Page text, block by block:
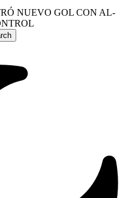
NUEVO GOL CON AL-